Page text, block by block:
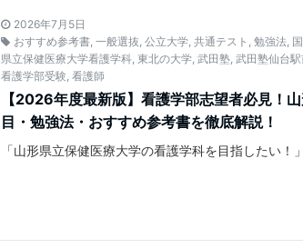
2026年7月5日
おすすめ参考書,一般選抜,公立大学,共通テスト ,勉強法,
県立保健医療大学看護学科,東北の大学,武田塾,武田塾仙台駅
看護学部受験,看護師
【2026年度最新版】看護学部志望者必見！
目・勉強法・おすすめ参考書を徹底解説！
「山形県立保健医療大学の看護学科を目指したい